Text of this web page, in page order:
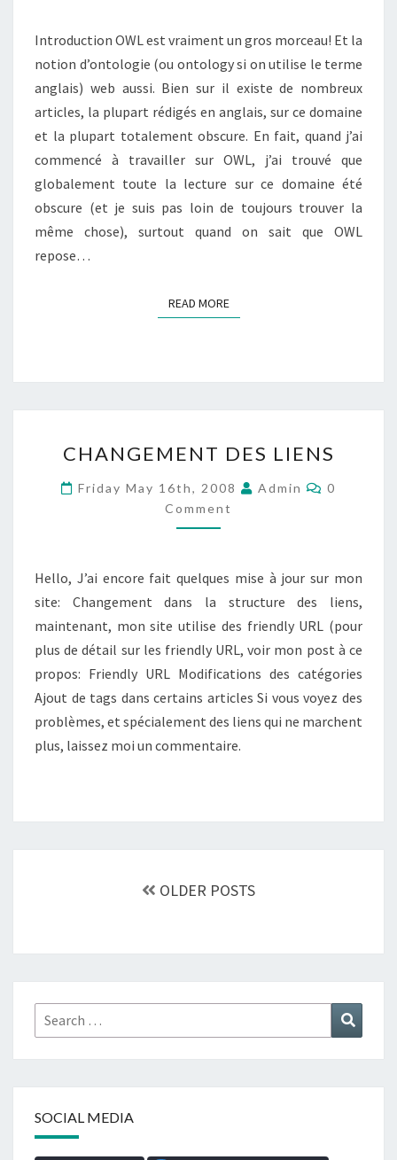
Introduction OWL est vraiment un gros morceau! Et la
notion d’ontologie (ou ontology si on utilise le terme
anglais) web aussi. Bien sur il existe de nombreux
articles, la plupart rédigés en anglais, sur ce domaine
et la plupart totalement obscure. En fait, quand j’ai
commencé à travailler sur OWL, j’ai trouvé que
globalement toute la lecture sur ce domaine été
obscure (et je suis pas loin de toujours trouver la
même chose), surtout quand on sait que OWL
repose…
READ MOREREAD MORE
DES
LIENS
CHANGEMENT DES LIENS
Friday May 16th, 2008 Admin Comments
0
Comment
Hello, J’ai encore fait quelques mise à jour sur mon
site: Changement dans la structure des liens,
maintenant, mon site utilise des friendly URL (pour
plus de détail sur les friendly URL, voir mon post à ce
propos: Friendly URL Modifications des catégories
Ajout de tags dans certains articles Si vous voyez des
problèmes, et spécialement des liens qui ne marchent
plus, laissez moi un commentaire.
OLDER POSTS
Search
for:
SOCIAL MEDIA